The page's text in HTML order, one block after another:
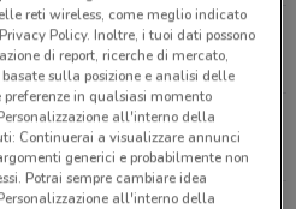
Via Val Cismon Thiene
Thiene
reti wireless, come meglio indicato
Policy. Inoltre, i tuoi dati possono
di report, ricerche di mercato,
sulla posizione e analisi delle
in qualsiasi momento
all'interno della
Continuerai a visualizzare annunci
generici e probabilmente non
Potrai sempre cambiare idea
all'interno della